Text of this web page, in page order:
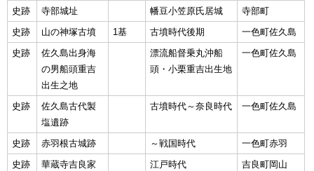
史跡 寺部城址 幡豆小笠原氏居城
寺部町
史跡
山の神塚古墳 1基 古墳時代後期
一色町佐久島
史跡
佐久島出身海
の男船頭重吉
出生之地
漂流船督乗丸沖船
頭・小栗重吉出生地
一色町佐久島
史跡
佐久島古代製
塩遺跡
古墳時代～奈良時代 一色町佐久島
史跡 赤羽根古城跡 ～戦国時代
一色町赤羽
史跡
華蔵寺吉良家
江戸時代 吉良町岡山